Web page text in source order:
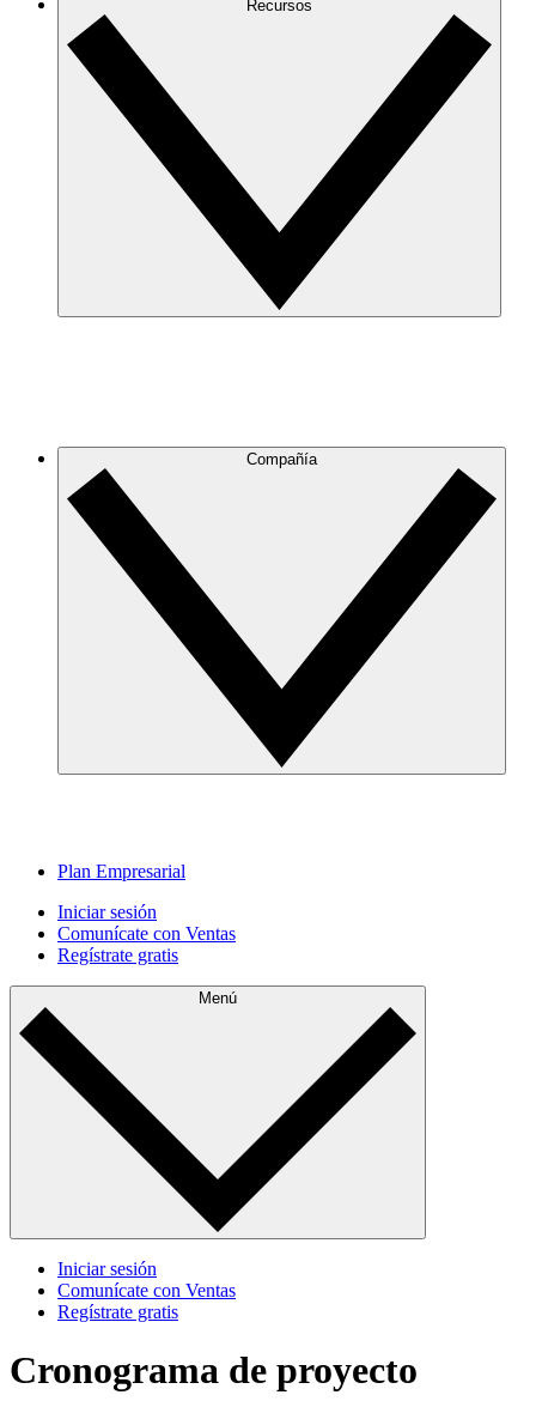
Recursos
Compañía
Plan Empresarial
Iniciar sesión
Comunícate con Ventas
Regístrate gratis
Menú
Iniciar sesión
Comunícate con Ventas
Regístrate gratis
Cronograma de proyecto